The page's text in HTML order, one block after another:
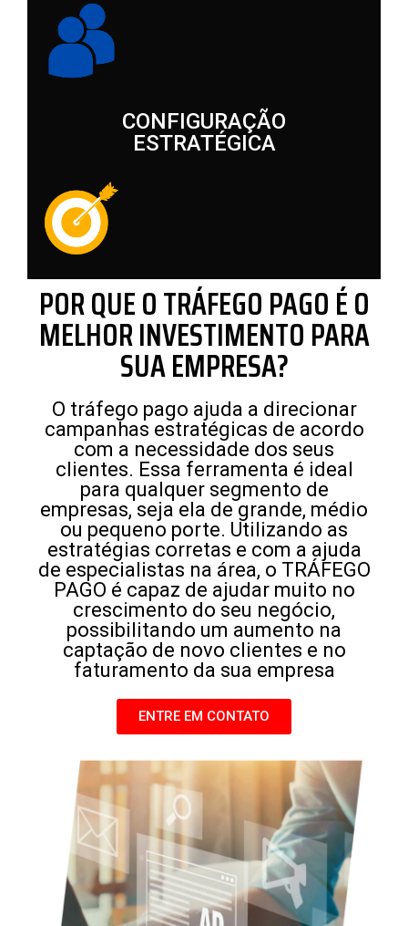
CONFIGURAÇÃO
ESTRATÉGICA
POR QUE O TRÁFEGO PAGO É O
MELHOR INVESTIMENTO PARA
SUA EMPRESA?
O tráfego pago ajuda a direcionar
campanhas estratégicas de acordo
com a necessidade dos seus
clientes. Essa ferramenta é ideal
para qualquer segmento de
empresas, seja ela de grande, médio
ou pequeno porte. Utilizando as
estratégias corretas e com a ajuda
de especialistas na área, o TRÁFEGO
PAGO é capaz de ajudar muito no
crescimento do seu negócio,
possibilitando um aumento na
captação de novo clientes e no
faturamento da sua empresa
ENTRE EM CONTATO